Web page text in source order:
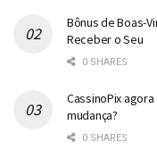
Bônus de Boas-
Receber o Seu
0 SHARES
CassinoPix
mudança?
0 SHARES